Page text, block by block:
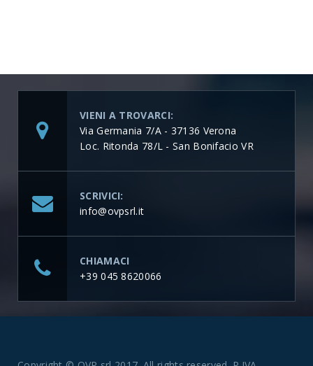
VIENI A TROVARCI:
Via Germania 7/A - 37136 Verona
Loc. Ritonda 78/L - San Bonifacio VR
SCRIVICI:
info@ovpsrl.it
CHIAMACI
+39 045 8620066